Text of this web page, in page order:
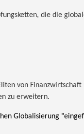
die die
von Finanzwirtschaft
zu erweitern.
Globalisierung